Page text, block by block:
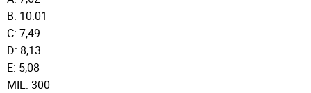
B: 10.01
C: 7,49
D: 8,13
E: 5,08
MIL: 300